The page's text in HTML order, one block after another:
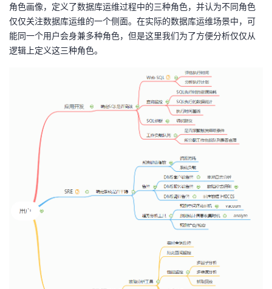
角色画像，定义了数据库运维过程中的三种角色，并认为不同角色
仅仅关注数据库运维的一个侧面。在实际的数据库运维场景中，可
能同一个用户会身兼多种角色，但是这里我们为了方便分析仅仅从
逻辑上定义这三种角色。